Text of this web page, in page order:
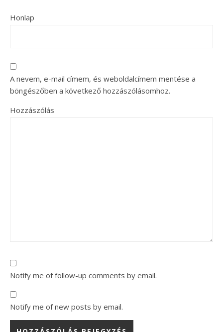
Honlap
A nevem, e-mail címem, és weboldalcímem mentése a
böngészőben a következő hozzászólásomhoz.
Hozzászólás
Notify me of follow-up comments by email.
Notify me of new posts by email.